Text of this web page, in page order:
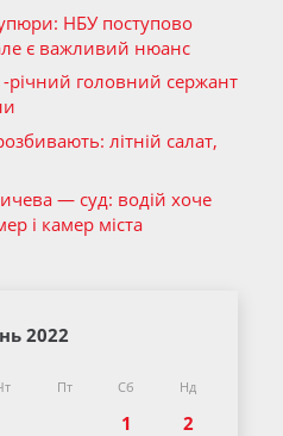
НБУ поступово
є важливий нюанс
річний головний сержант
літній салат,
— суд: водій хоче
і камер міста
2022
Пт Сб Нд
1
2